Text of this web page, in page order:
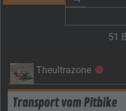
51
Theultrazone Offline
Transport vom Pitbike